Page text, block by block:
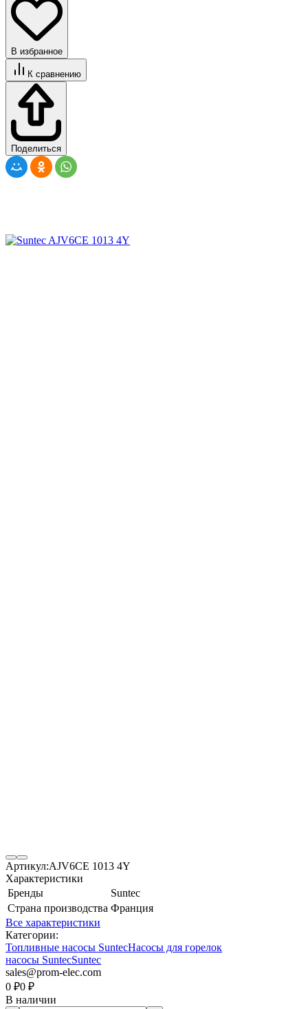
В избранное
К сравнению
Поделиться
Артикул:AJV6CE 1013 4Y
Характеристики
Бренды
Suntec
Страна производства Франция
Все характеристики
Категории:
Топливные насосы SuntecНасосы для горелок
насоcы SuntecSuntec
sales@prom-elec.com
0 ₽0 ₽
В наличии